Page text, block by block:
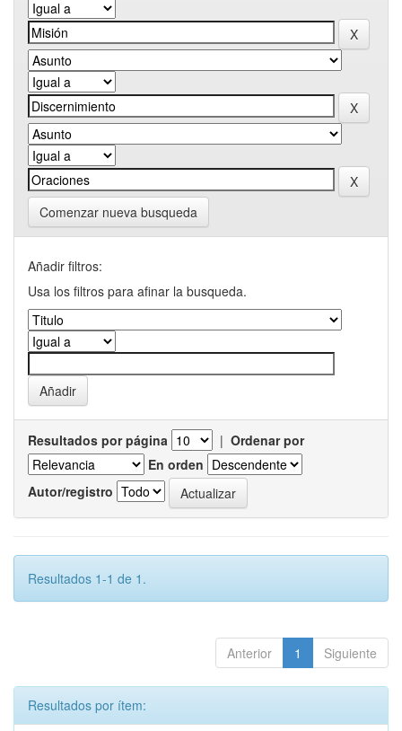
Comenzar nueva busqueda
Añadir filtros:
Usa los filtros para afinar la busqueda.
Resultados por página | Ordenar por
En orden
Autor/registro
Resultados 1-1 de 1.
Anterior 1 Siguiente
Resultados por ítem: